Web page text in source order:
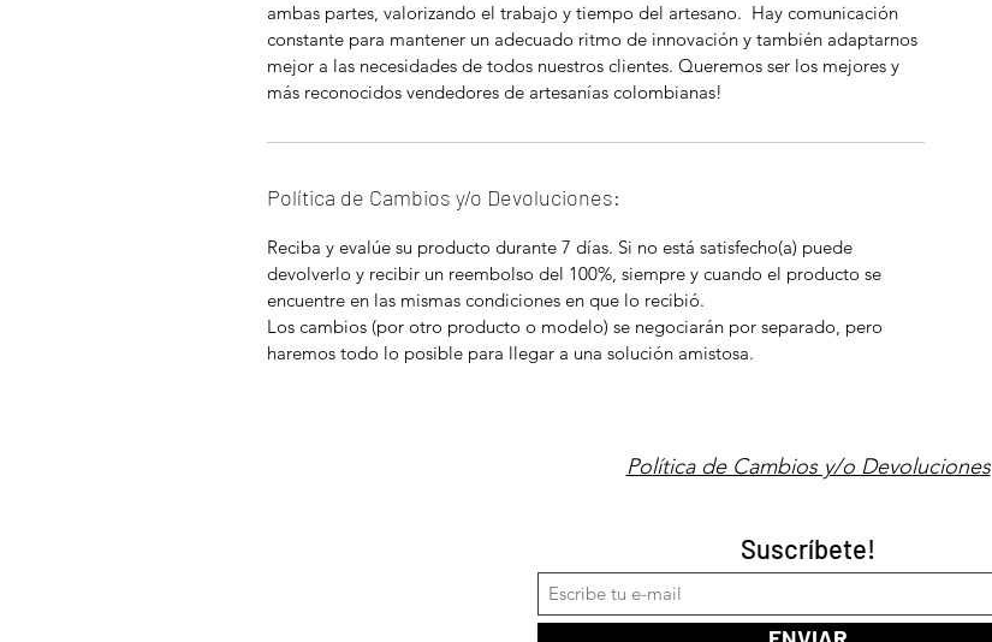
ambas partes, valorizando el trabajo y tiempo del artesano. Hay comunicación
constante para mantener un adecuado ritmo de innovación y también adaptarnos
mejor a las necesidades de todos nuestros clientes. Queremos ser los mejores y
más reconocidos vendedores de artesanías colombianas!
Política de Cambios y/o Devoluciones:
Reciba y evalúe su producto durante 7 días. Si no está satisfecho(a) puede
devolverlo y recibir un reembolso del 100%, siempre y cuando el producto se
encuentre en las mismas condiciones en que lo recibió.
Los cambios (por otro producto o modelo) se negociarán por separado, pero
haremos todo lo posible para llegar a una solución amistosa.
Política de Cambios y/o Devoluciones
Suscríbete!